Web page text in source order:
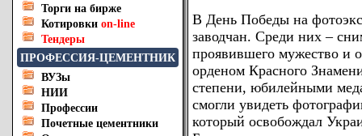
Торги на бирже
Котировки on-line
Тендеры
ПРОФЕССИЯ-ЦЕМЕНТНИК
ВУЗы
НИИ
Профессии
Почетные цементники
В День Победы на
заводчан. Среди них –
проявившего мужество и
орденом Красного
степени, юбилейными
смогли увидеть
который освобождал